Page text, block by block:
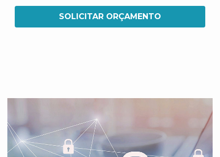
SOLICITAR ORÇAMENTO